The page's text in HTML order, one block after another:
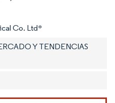
Co. Ltd*
Y TENDENCIAS